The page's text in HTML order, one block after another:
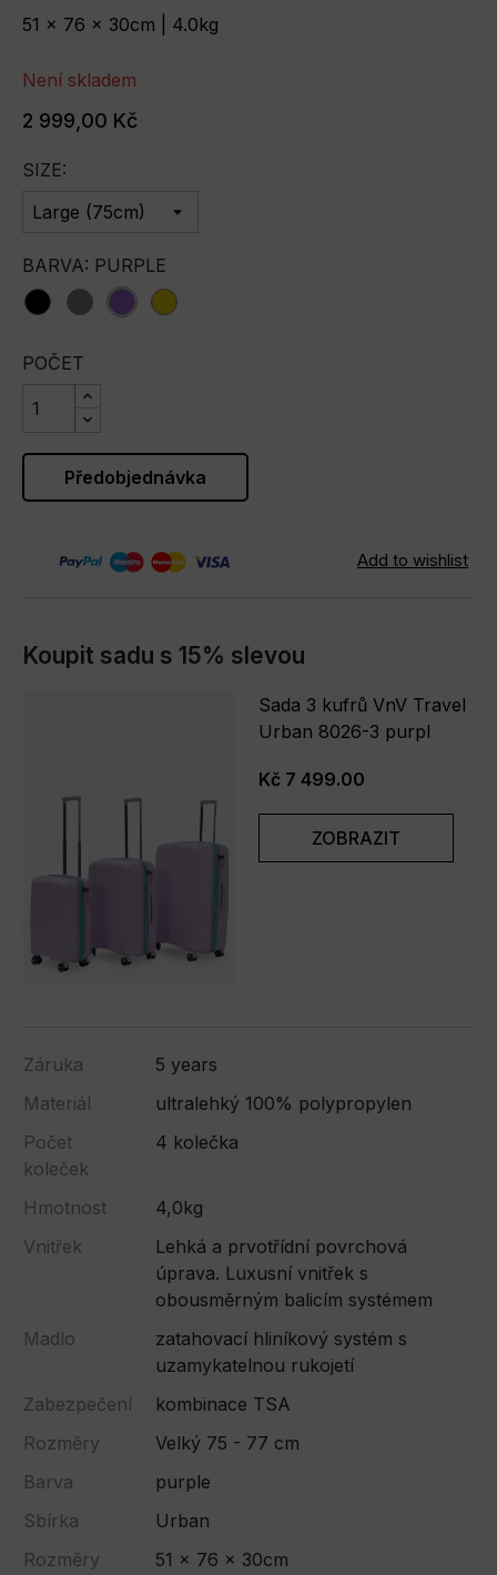
51 x 76 x 30cm | 4.0kg
Není skladem
2 999,00 Kč
SIZE:
BARVA: PURPLE
BlackGrey purpleyellow
POČET
Předobjednávka
Koupit sadu s 15% slevou
Sada 3 kufrů VnV Travel
Urban 8026-3 purpl
Kč 7 499.00
ZOBRAZIT
Záruka
5 years
Materiál
ultralehký 100% polypropylen
Počet
koleček
4 kolečka
Hmotnost
4,0kg
Vnitřek
Lehká a prvotřídní povrchová
úprava. Luxusní vnitřek s
obousměrným balicím systémem
Madlo
zatahovací hliníkový systém s
uzamykatelnou rukojetí
Zabezpečení
kombinace TSA
Rozměry
Velký 75 - 77 cm
Barva
purple
Sbírka
Urban
Rozměry
51 x 76 x 30cm